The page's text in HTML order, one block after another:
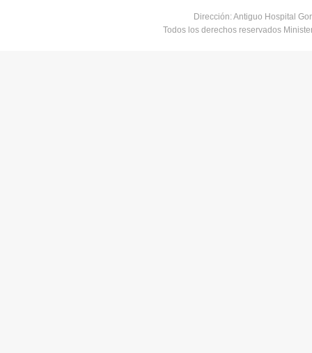
Dirección: Antiguo Hospital
Todos los derechos reservados